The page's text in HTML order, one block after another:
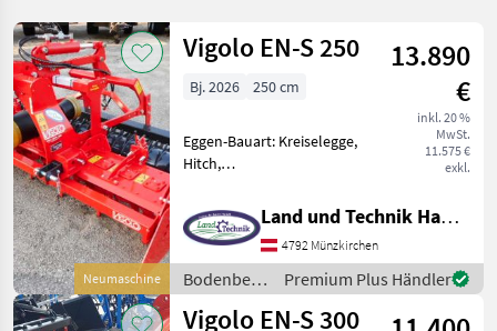
Neumaschine
Vigolo EN-S 250
13.890
€
inkl. 20 %
MwSt.
11.575 €
exkl.
Bj. 2026 250 cm
Eggen-Bauart: Kreiselegge,
Hitch,
Einstufengetriebe,
540U/min,
hohenverstellbare
Seitenbleche, Prallschiene,
280mm Zinkenlänge,
Packerwalze 470mm
Land und Technik HandelsgesmbH
4792 Münzkirchen
Bodenbearbeitung
/ Vigolo
Premium Plus Händler
Vigolo EN-S 300